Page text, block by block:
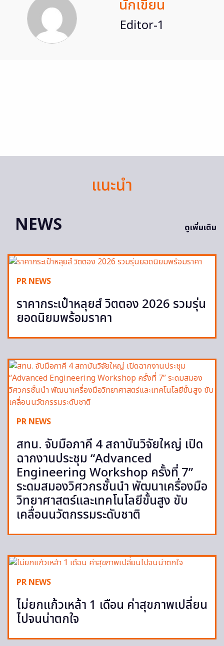
นักเขียน
Editor-1
แนะนำ
NEWS
ดูเพิ่มเติม
PR NEWS
ราคากระเป๋าหลุยส์ วิตตอง 2026 รวมรุ่น
ยอดนิยมพร้อมราคา
PR NEWS
สทน. จับมือภาคี 4 สถาบันวิจัยใหญ่ เปิด
ฉากงานประชุม “Advanced
Engineering Workshop ครั้งที่ 7”
ระดมสมองวิศวกรชั้นนำ พัฒนาเครื่องมือ
วิทยาศาสตร์และเทคโนโลยีขั้นสูง ขับ
เคลื่อนนวัตกรรมระดับชาติ
PR NEWS
ไม่ยกแก้วเหล้า 1 เดือน ค่าสุขภาพเปลี่ยน
ไปจนน่าตกใจ